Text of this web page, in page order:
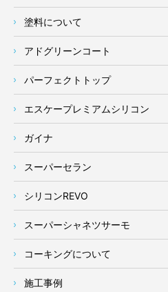
塗料について
アドグリーンコート
パーフェクトトップ
エスケープレミアムシリコン
ガイナ
スーパーセラン
シリコンREVO
スーパーシャネツサーモ
コーキングについて
施工事例